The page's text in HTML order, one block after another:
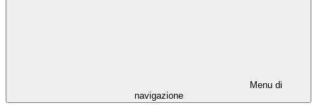
Menu di
navigazione